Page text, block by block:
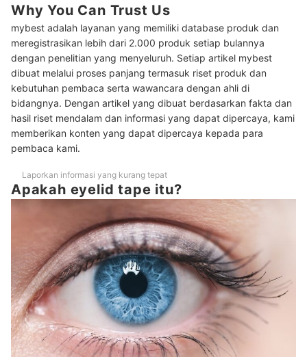
Cara menggunakan eyelid tape
Baca juga rekomendasi riasan mata lainnya di sini
Why You Can Trust Us
mybest adalah layanan yang memiliki database produk dan
meregistrasikan lebih dari 2.000 produk setiap bulannya
dengan penelitian yang menyeluruh. Setiap artikel mybest
dibuat melalui proses panjang termasuk riset produk dan
kebutuhan pembaca serta wawancara dengan ahli di
bidangnya. Dengan artikel yang dibuat berdasarkan fakta dan
hasil riset mendalam dan informasi yang dapat dipercaya, kami
memberikan konten yang dapat dipercaya kepada para
pembaca kami.
Laporkan informasi yang kurang tepat
Apakah eyelid tape itu?